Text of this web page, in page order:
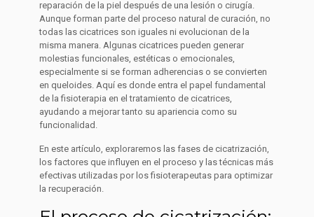
reparación de la piel después de una lesión o cirugía.
Aunque forman parte del proceso natural de curación, no
todas las cicatrices son iguales ni evolucionan de la
misma manera. Algunas cicatrices pueden generar
molestias funcionales, estéticas o emocionales,
especialmente si se forman adherencias o se convierten
en queloides. Aquí es donde entra el papel fundamental
de la fisioterapia en el tratamiento de cicatrices,
ayudando a mejorar tanto su apariencia como su
funcionalidad.
En este artículo, exploraremos las fases de cicatrización,
los factores que influyen en el proceso y las técnicas más
efectivas utilizadas por los fisioterapeutas para optimizar
la recuperación.